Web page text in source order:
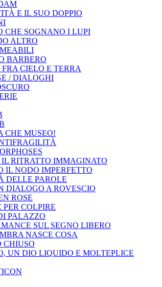
E IL SUO DOPPIO
CHE SOGNANO I LUPI
ALTRO
BARBERO
CIELO E TERRA
/ DIALOGHI
CHE MUSEO!
IL RITRATTO IMMAGINATO
IL NODO IMPERFETTO
DELLE PAROLE
DIALOGO A ROVESCIO
ROSE
PER COLPIRE
PALAZZO
SUL SEGNO LIBERO
NASCE COSA
CHIUSO
UN DIO LIQUIDO E MOLTEPLICE